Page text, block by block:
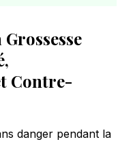
Contre-
danger pendant la